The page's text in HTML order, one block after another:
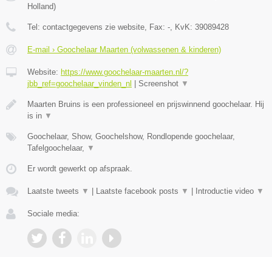
Holland)
Tel: contactgegevens zie website, Fax: -, KvK: 39089428
E-mail › Goochelaar Maarten (volwassenen & kinderen)
Website: https://www.goochelaar-maarten.nl/?
jbb_ref=goochelaar_vinden_nl
Screenshot ▼
Maarten Bruins is een professioneel en prijswinnend goochelaar. Hij
is in ▼
Goochelaar, Show, Goochelshow, Rondlopende goochelaar,
Tafelgoochelaar, ▼
Er wordt gewerkt op afspraak.
Laatste tweets ▼ Laatste facebook posts ▼ Introductie video ▼
Sociale media: